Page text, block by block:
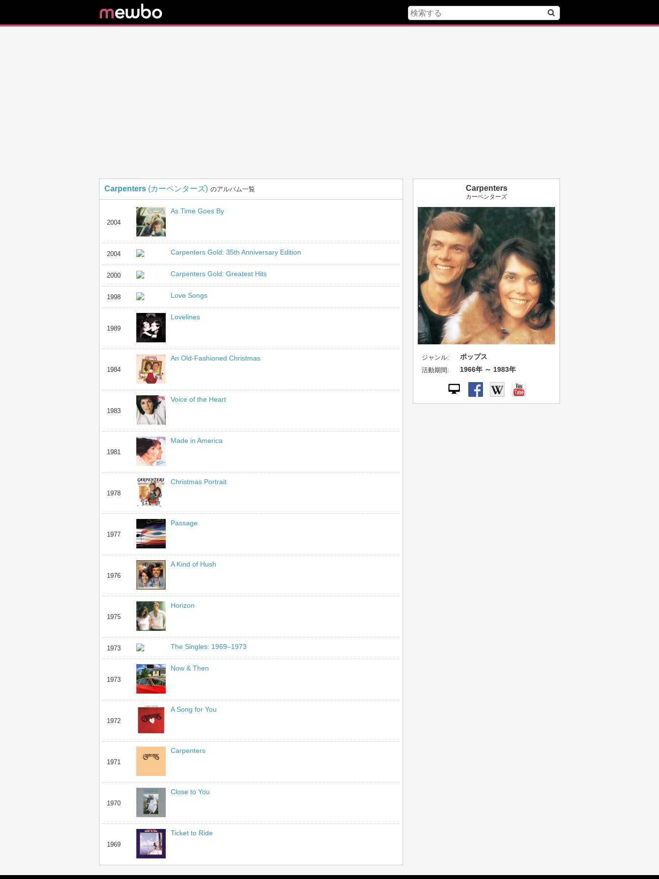
Carpenters (カーペンターズ) のアルバム一覧
2004
As Time Goes By
2004 Carpenters Gold: 35th Anniversary Edition
2000 Carpenters Gold: Greatest Hits
1998 Love Songs
1989
Lovelines
1984
An Old-Fashioned Christmas
1983
Voice of the Heart
1981
Made in America
1978
Christmas Portrait
1977
Passage
1976
A Kind of Hush
1975
Horizon
1973 The Singles: 1969–1973
1973
Now & Then
1972
A Song for You
1971
Carpenters
1970
Close to You
1969
Ticket to Ride
Carpenters
カーペンターズ
ジャンル:
ポップス
活動期間:
1966年 ～ 1983年